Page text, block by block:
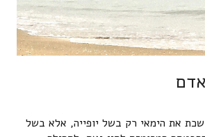
את הימאי רק בשל יופייה, אלא בשל